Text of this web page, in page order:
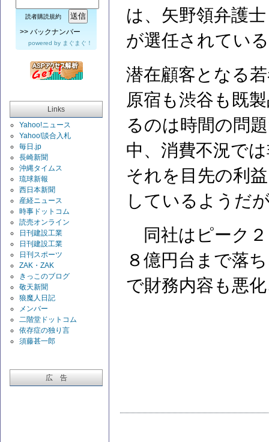
読者購読規約
>> バックナンバー
powered by まぐまぐ！
Links
Yahoo!ニュース
Yahoo!談合入札
毎日.jp
長崎新聞
沖縄タイムス
琉球新報
西日本新聞
産経ニュース
時事ドットコム
読売オンライン
日刊建設工業
日刊建設工業
日刊スポーツ
ZAK・ZAK
きっこのブログ
敬天新聞
狼魔人日記
メンバー
二階堂ドットコム
依存症の独り言
須藤甚一郎
広 告
は、矢野領弁護
が選任されてい
潜在顧客となる
原宿も渋谷も既
るのは時間の問
中、消費不況で
それを目先の利
しているようだ
同社はピーク２
８億円台まで落
で財務内容も悪